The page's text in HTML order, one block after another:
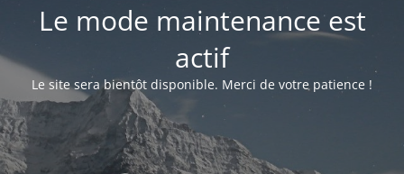
Le mode maintenance est
actif
Le site sera bientôt disponible. Merci de votre patience !